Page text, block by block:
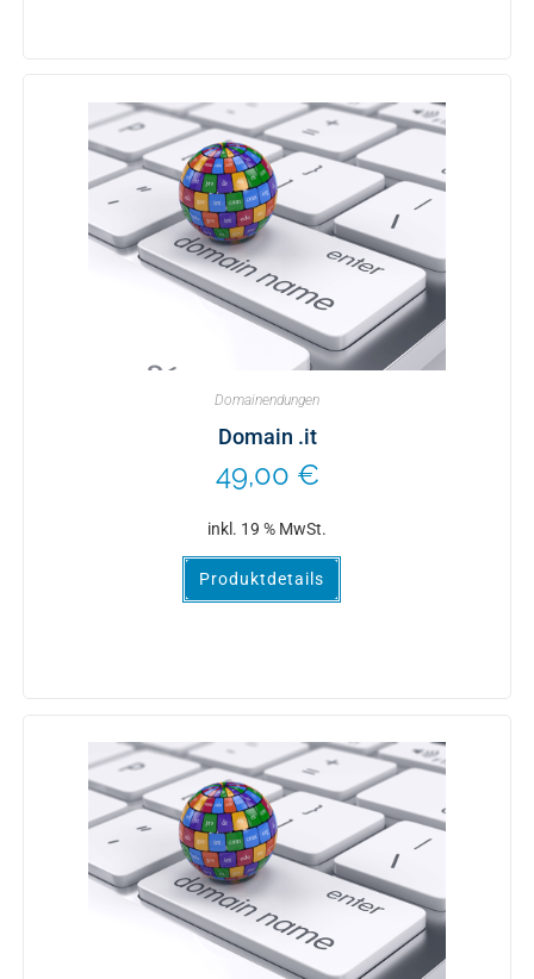
Domainendungen
Domain .it
49,00 €
inkl. 19 % MwSt.
Produktdetails